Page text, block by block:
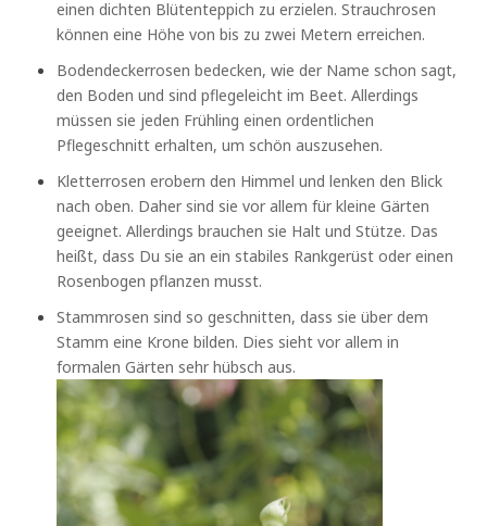
einen dichten Blütenteppich zu erzielen. Strauchrosen
können eine Höhe von bis zu zwei Metern erreichen.
Bodendeckerrosen bedecken, wie der Name schon sagt,
den Boden und sind pflegeleicht im Beet. Allerdings
müssen sie jeden Frühling einen ordentlichen
Pflegeschnitt erhalten, um schön auszusehen.
Kletterrosen erobern den Himmel und lenken den Blick
nach oben. Daher sind sie vor allem für kleine Gärten
geeignet. Allerdings brauchen sie Halt und Stütze. Das
heißt, dass Du sie an ein stabiles Rankgerüst oder einen
Rosenbogen pflanzen musst.
Stammrosen sind so geschnitten, dass sie über dem
Stamm eine Krone bilden. Dies sieht vor allem in
formalen Gärten sehr hübsch aus.